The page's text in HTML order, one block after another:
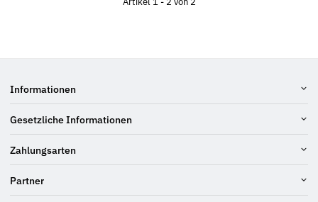
Informationen
Gesetzliche Informationen
Zahlungsarten
Partner